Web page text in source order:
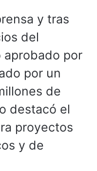
y tras
del
aprobado por
por un
de
destacó el
proyectos
y de